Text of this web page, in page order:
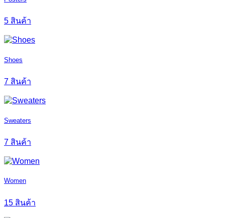
5 สินค้า
Shoes
7 สินค้า
Sweaters
7 สินค้า
Women
15 สินค้า